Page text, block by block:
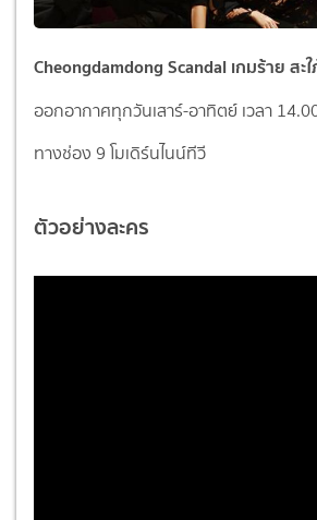
Cheongdamdong Scandal เกมร้าย สะใ
ออกอากาศทุกวันเสาร์-อาทิตย์ เวลา
ทางช่อง 9 โมเดิร์นไนน์ทีวี
ตัวอย่างละคร